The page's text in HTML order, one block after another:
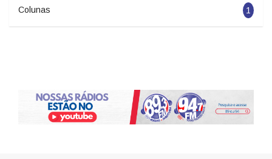
Colunas 1